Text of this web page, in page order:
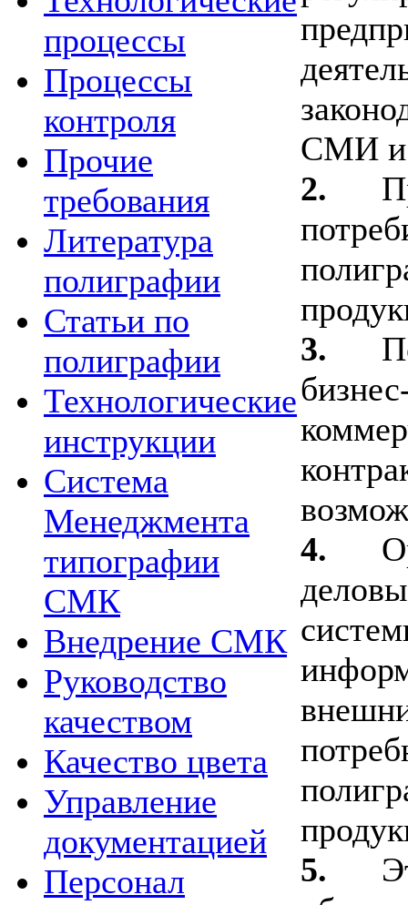
процессы
Процессы
контроля
Прочие
требования
Литература
полиграфии
Статьи по
полиграфии
Технологические
инструкции
Система
Менеджмента
типографии
СМК
Внедрение СМК
Руководство
качеством
Качество цвета
Управление
документацией
Персонал
СМИ и
2.
3.
4.
5.